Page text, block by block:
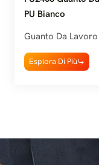
PU Bianco
Guanto Da
Esplora Di Più